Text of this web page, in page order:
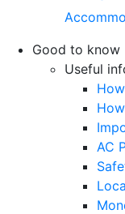
Good to know
Useful
AC